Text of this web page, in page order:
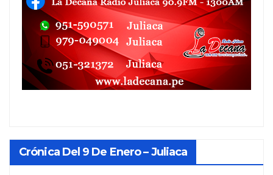
Crónica Del 9 De Enero – Juliaca